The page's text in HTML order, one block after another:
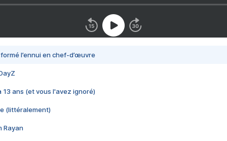
l’ennui en chef-d’œuvre
13 ans (et vous l'avez ignoré)
(littéralement)
Rayan